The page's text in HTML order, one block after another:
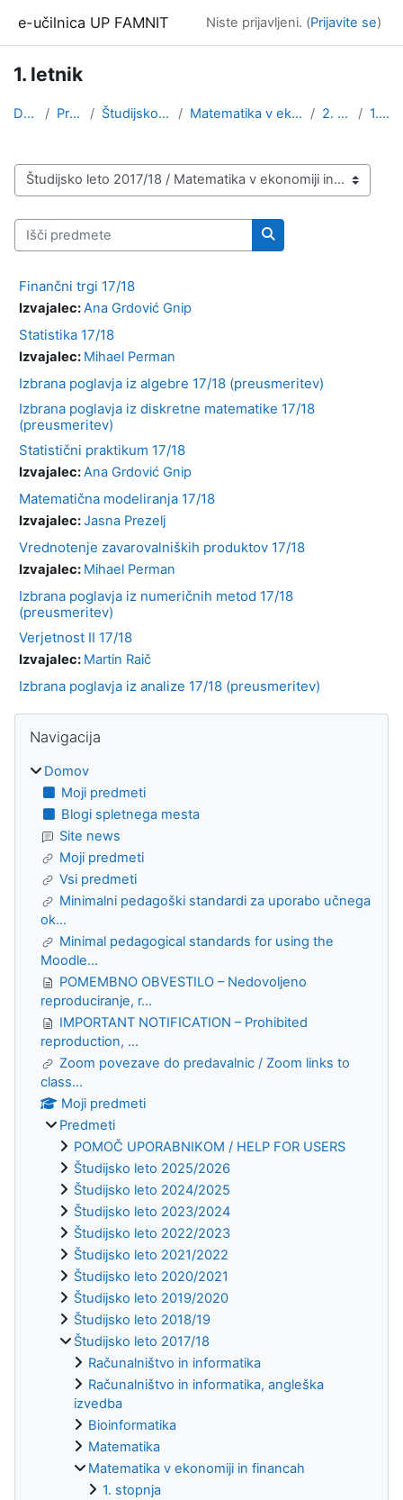
e-učilnica UP FAMNIT Niste prijavljeni. (Prijavite se)
1. letnik
Domov Predmeti Študijsko leto 2017/18 Matematika v ekonomiji in financah 2. stopnja 1. letnik
Kategorije predmetov
Išči predmete
Išči predmete
Finančni trgi 17/18
Izvajalec:Ana Grdović Gnip
Statistika 17/18
Izvajalec: Mihael Perman
Izbrana poglavja iz algebre 17/18 (preusmeritev)
Izbrana poglavja iz diskretne matematike 17/18
(preusmeritev)
Statistični praktikum 17/18
Izvajalec:Ana Grdović Gnip
Matematična modeliranja 17/18
Izvajalec:Jasna Prezelj
Vrednotenje zavarovalniških produktov 17/18
Izvajalec: Mihael Perman
Izbrana poglavja iz numeričnih metod 17/18
(preusmeritev)
Verjetnost II 17/18
Izvajalec: Martin Raič
Izbrana poglavja iz analize 17/18 (preusmeritev)
Bloki
Navigacija
Domov
Moji predmeti
Blogi spletnega mesta
Site news
Moji predmeti
Vsi predmeti
Minimalni pedagoški standardi za uporabo učnega
ok...
Minimal pedagogical standards for using the
Moodle...
POMEMBNO OBVESTILO – Nedovoljeno
reproduciranje, r...
IMPORTANT NOTIFICATION – Prohibited
reproduction, ...
Zoom povezave do predavalnic / Zoom links to
class...
Moji predmeti
Predmeti
POMOČ UPORABNIKOM / HELP FOR USERS
Študijsko leto 2025/2026
Študijsko leto 2024/2025
Študijsko leto 2023/2024
Študijsko leto 2022/2023
Študijsko leto 2021/2022
Študijsko leto 2020/2021
Študijsko leto 2019/2020
Študijsko leto 2018/19
Študijsko leto 2017/18
Računalništvo in informatika
Računalništvo in informatika, angleška
izvedba
Bioinformatika
Matematika
Matematika v ekonomiji in financah
1. stopnja